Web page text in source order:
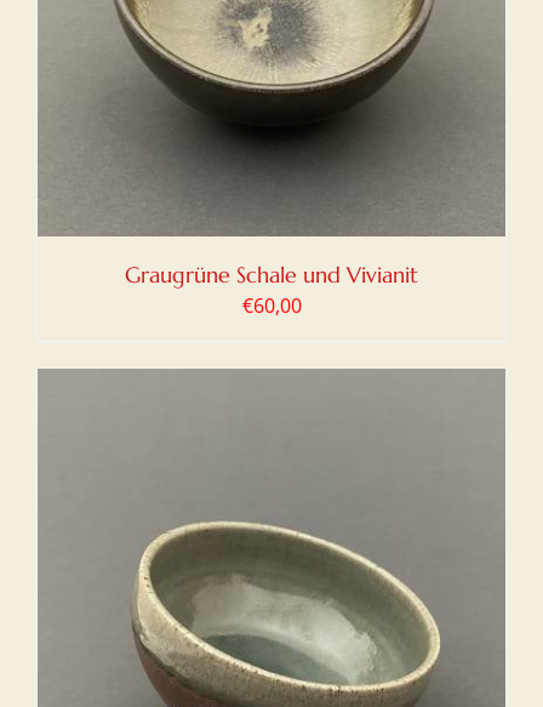
Graugrüne Schale und Vivianit
€60,00